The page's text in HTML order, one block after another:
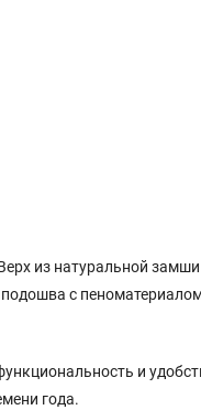
из натуральной
с
и
года.